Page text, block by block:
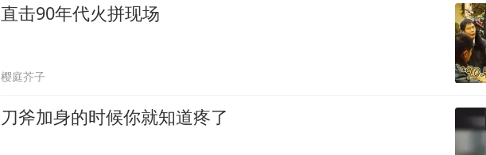
直击90年代火拼现场
樱庭芥子
刀斧加身的时候你就知道疼了